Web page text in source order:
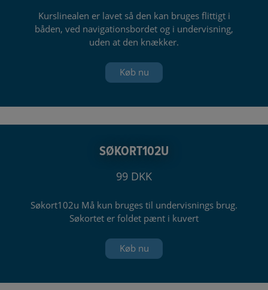
Kurslinealen er lavet så den kan bruges flittigt i
båden, ved navigationsbordet og i undervisning,
uden at den knækker.
Køb nu
SØKORT102U
99 DKK
Søkort102u Må kun bruges til undervisnings brug.
Søkortet er foldet pænt i kuvert
Køb nu